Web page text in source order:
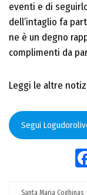
eventi e di
dell’intaglio fa
ne è un degno
complimenti da
Leggi le altre
Segui
Santa Maria Coghinas